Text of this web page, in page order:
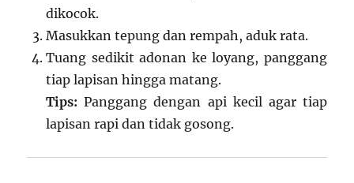
dikocok.
Masukkan tepung dan rempah, aduk rata.
Tuang sedikit adonan ke loyang, panggang
tiap lapisan hingga matang.
Tips: Panggang dengan api kecil agar tiap
lapisan rapi dan tidak gosong.